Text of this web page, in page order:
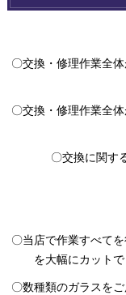
〇交換・修理作業全
〇交換・修理作業全
〇交換に関す
〇当店で作業すべて
を大幅にカット
〇数種類のガラスを